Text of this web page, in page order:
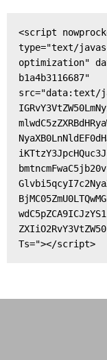
<script
type="text/
optimization"
b1a4b3116687"
src="data:text/
Ts="></script>